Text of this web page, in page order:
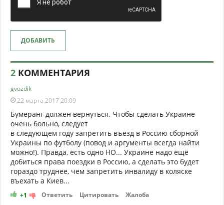
ДОБАВИТЬ
2 КОММЕНТАРИЯ
gvozdik
22 марта 2017 20:09
Бумеранг должен вернуться. Чтобы сделать Украине
очень больно, следует
в следующем году запретить въезд в Россию сборной
Украины по футболу (повод и аргументы всегда найти
можно!). Правда, есть одно НО... Украине надо ещё
добиться права поездки в Россию, а сделать это будет
гораздо труднее, чем запретить инвалиду в коляске
въехать а Киев...
+1 Ответить Цитировать Жалоба